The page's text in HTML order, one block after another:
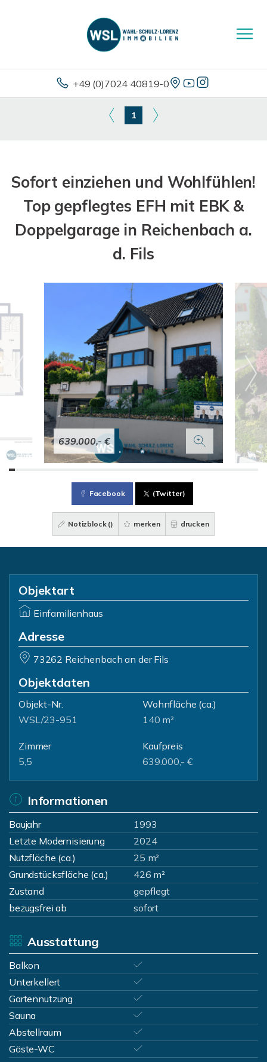
+49 (0)7024 40819-0
1
Sofort einziehen und Wohlfühlen!
Top gepflegtes EFH mit EBK &
Doppelgarage in Reichenbach a.
d. Fils
639.000,- €
Facebook (Twitter)
Notizblock () merken drucken
Objektart
Einfamilienhaus
Adresse
73262 Reichenbach an der Fils
Objektdaten
Objekt-Nr.
WSL/23-951
Wohnfläche (ca.)
140 m²
Zimmer
5,5
Kaufpreis
639.000,- €
Informationen
Baujahr
1993
Letzte Modernisierung
2024
Nutzfläche (ca.)
25 m²
Grundstücksfläche (ca.)
426 m²
Zustand
gepflegt
bezugsfrei ab
sofort
Ausstattung
Balkon
Unterkellert
Gartennutzung
Sauna
Abstellraum
Gäste-WC